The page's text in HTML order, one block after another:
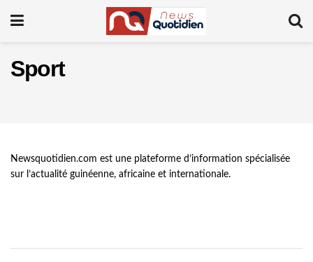
Sport
Newsquotidien.com est une plateforme d’information spécialisée
sur l’actualité guinéenne, africaine et internationale.